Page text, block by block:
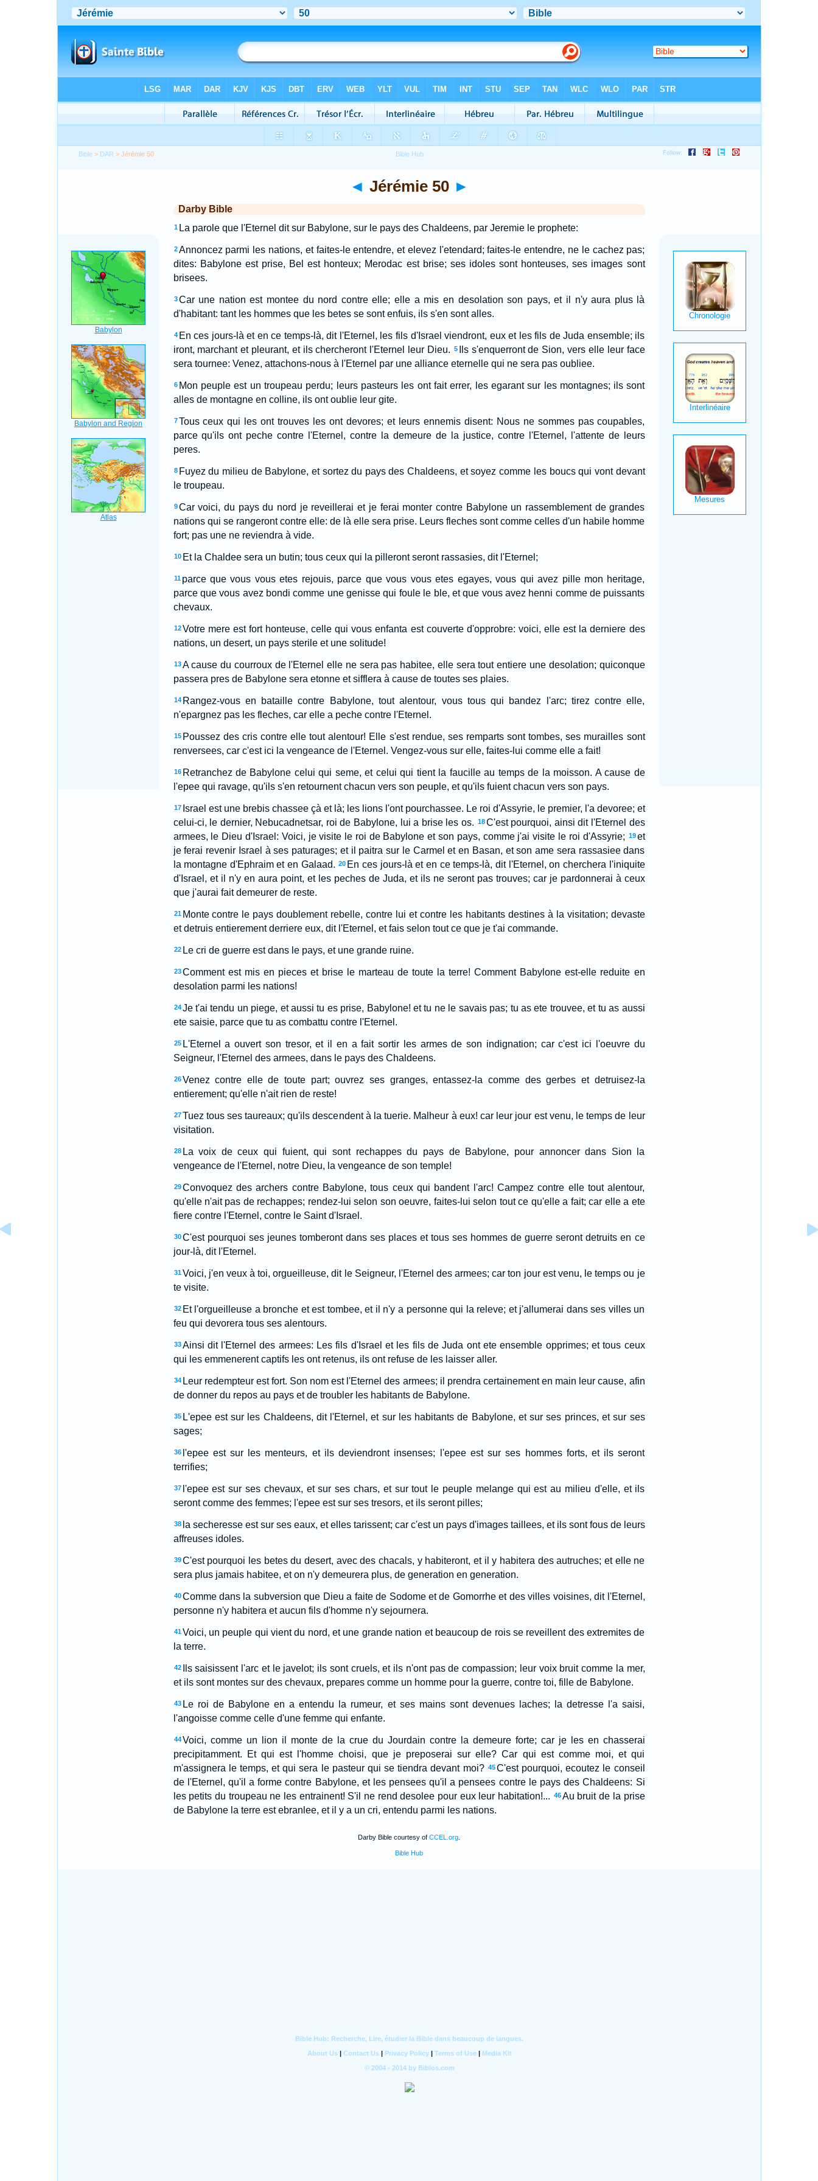
Bible > DAR > Jérémie 50
◄ Jérémie 50 ►
Darby Bible
1 La parole que l'Eternel dit sur Babylone, sur le pays des Chaldeens, par Jeremie le prophete:
2 Annoncez parmi les nations, et faites-le entendre, et elevez l'etendard; faites-le entendre, ne le cachez pas;
dites: Babylone est prise, Bel est honteux; Merodac est brise; ses idoles sont honteuses, ses images sont
brisees.
3 Car une nation est montee du nord contre elle; elle a mis en desolation son pays, et il n'y aura plus là
d'habitant: tant les hommes que les betes se sont enfuis, ils s'en sont alles.
4 En ces jours-là et en ce temps-là, dit l'Eternel, les fils d'Israel viendront, eux et les fils de Juda ensemble; ils
iront, marchant et pleurant, et ils chercheront l'Eternel leur Dieu. 5
Ils s'enquerront de Sion, vers elle leur face
sera tournee: Venez, attachons-nous à l'Eternel par une alliance eternelle qui ne sera pas oubliee.
6 Mon peuple est un troupeau perdu; leurs pasteurs les ont fait errer, les egarant sur les montagnes; ils sont
alles de montagne en colline, ils ont oublie leur gite.
7 Tous ceux qui les ont trouves les ont devores; et leurs ennemis disent: Nous ne sommes pas coupables,
parce qu'ils ont peche contre l'Eternel, contre la demeure de la justice, contre l'Eternel, l'attente de leurs
peres.
8 Fuyez du milieu de Babylone, et sortez du pays des Chaldeens, et soyez comme les boucs qui vont devant
le troupeau.
9 Car voici, du pays du nord je reveillerai et je ferai monter contre Babylone un rassemblement de grandes
nations qui se rangeront contre elle: de là elle sera prise. Leurs fleches sont comme celles d'un habile homme
fort; pas une ne reviendra à vide.
10 Et la Chaldee sera un butin; tous ceux qui la pilleront seront rassasies, dit l'Eternel;
11 parce que vous vous etes rejouis, parce que vous vous etes egayes, vous qui avez pille mon heritage,
parce que vous avez bondi comme une genisse qui foule le ble, et que vous avez henni comme de puissants
chevaux.
12 Votre mere est fort honteuse, celle qui vous enfanta est couverte d'opprobre: voici, elle est la derniere des
nations, un desert, un pays sterile et une solitude!
13 A cause du courroux de l'Eternel elle ne sera pas habitee, elle sera tout entiere une desolation; quiconque
passera pres de Babylone sera etonne et sifflera à cause de toutes ses plaies.
14 Rangez-vous en bataille contre Babylone, tout alentour, vous tous qui bandez l'arc; tirez contre elle,
n'epargnez pas les fleches, car elle a peche contre l'Eternel.
15 Poussez des cris contre elle tout alentour! Elle s'est rendue, ses remparts sont tombes, ses murailles sont
renversees, car c'est ici la vengeance de l'Eternel. Vengez-vous sur elle, faites-lui comme elle a fait!
16 Retranchez de Babylone celui qui seme, et celui qui tient la faucille au temps de la moisson. A cause de
l'epee qui ravage, qu'ils s'en retournent chacun vers son peuple, et qu'ils fuient chacun vers son pays.
17 Israel est une brebis chassee çà et là; les lions l'ont pourchassee. Le roi d'Assyrie, le premier, l'a devoree; et
celui-ci, le dernier, Nebucadnetsar, roi de Babylone, lui a brise les os. 18 C'est pourquoi, ainsi dit l'Eternel des
armees, le Dieu d'Israel: Voici, je visite le roi de Babylone et son pays, comme j'ai visite le roi d'Assyrie; 19 et
je ferai revenir Israel à ses paturages; et il paitra sur le Carmel et en Basan, et son ame sera rassasiee dans
la montagne d'Ephraim et en Galaad. 20 En ces jours-là et en ce temps-là, dit l'Eternel, on cherchera l'iniquite
d'Israel, et il n'y en aura point, et les peches de Juda, et ils ne seront pas trouves; car je pardonnerai à ceux
que j'aurai fait demeurer de reste.
21 Monte contre le pays doublement rebelle, contre lui et contre les habitants destines à la visitation; devaste
et detruis entierement derriere eux, dit l'Eternel, et fais selon tout ce que je t'ai commande.
22 Le cri de guerre est dans le pays, et une grande ruine.
23 Comment est mis en pieces et brise le marteau de toute la terre! Comment Babylone est-elle reduite en
desolation parmi les nations!
24 Je t'ai tendu un piege, et aussi tu es prise, Babylone! et tu ne le savais pas; tu as ete trouvee, et tu as aussi
ete saisie, parce que tu as combattu contre l'Eternel.
25 L'Eternel a ouvert son tresor, et il en a fait sortir les armes de son indignation; car c'est ici l'oeuvre du
Seigneur, l'Eternel des armees, dans le pays des Chaldeens.
26 Venez contre elle de toute part; ouvrez ses granges, entassez-la comme des gerbes et detruisez-la
entierement; qu'elle n'ait rien de reste!
27 Tuez tous ses taureaux; qu'ils descendent à la tuerie. Malheur à eux! car leur jour est venu, le temps de leur
visitation.
28 La voix de ceux qui fuient, qui sont rechappes du pays de Babylone, pour annoncer dans Sion la
vengeance de l'Eternel, notre Dieu, la vengeance de son temple!
29 Convoquez des archers contre Babylone, tous ceux qui bandent l'arc! Campez contre elle tout alentour,
qu'elle n'ait pas de rechappes; rendez-lui selon son oeuvre, faites-lui selon tout ce qu'elle a fait; car elle a ete
fiere contre l'Eternel, contre le Saint d'Israel.
30 C'est pourquoi ses jeunes tomberont dans ses places et tous ses hommes de guerre seront detruits en ce
jour-là, dit l'Eternel.
31 Voici, j'en veux à toi, orgueilleuse, dit le Seigneur, l'Eternel des armees; car ton jour est venu, le temps ou je
te visite.
32 Et l'orgueilleuse a bronche et est tombee, et il n'y a personne qui la releve; et j'allumerai dans ses villes un
feu qui devorera tous ses alentours.
33 Ainsi dit l'Eternel des armees: Les fils d'Israel et les fils de Juda ont ete ensemble opprimes; et tous ceux
qui les emmenerent captifs les ont retenus, ils ont refuse de les laisser aller.
34 Leur redempteur est fort. Son nom est l'Eternel des armees; il prendra certainement en main leur cause, afin
de donner du repos au pays et de troubler les habitants de Babylone.
35 L'epee est sur les Chaldeens, dit l'Eternel, et sur les habitants de Babylone, et sur ses princes, et sur ses
sages;
36 l'epee est sur les menteurs, et ils deviendront insenses; l'epee est sur ses hommes forts, et ils seront
terrifies;
37 l'epee est sur ses chevaux, et sur ses chars, et sur tout le peuple melange qui est au milieu d'elle, et ils
seront comme des femmes; l'epee est sur ses tresors, et ils seront pilles;
38 la secheresse est sur ses eaux, et elles tarissent; car c'est un pays d'images taillees, et ils sont fous de leurs
affreuses idoles.
39 C'est pourquoi les betes du desert, avec des chacals, y habiteront, et il y habitera des autruches; et elle ne
sera plus jamais habitee, et on n'y demeurera plus, de generation en generation.
40 Comme dans la subversion que Dieu a faite de Sodome et de Gomorrhe et des villes voisines, dit l'Eternel,
personne n'y habitera et aucun fils d'homme n'y sejournera.
41 Voici, un peuple qui vient du nord, et une grande nation et beaucoup de rois se reveillent des extremites de
la terre.
42
Ils saisissent l'arc et le javelot; ils sont cruels, et ils n'ont pas de compassion; leur voix bruit comme la mer,
et ils sont montes sur des chevaux, prepares comme un homme pour la guerre, contre toi, fille de Babylone.
43 Le roi de Babylone en a entendu la rumeur, et ses mains sont devenues laches; la detresse l'a saisi,
l'angoisse comme celle d'une femme qui enfante.
44 Voici, comme un lion il monte de la crue du Jourdain contre la demeure forte; car je les en chasserai
precipitamment. Et qui est l'homme choisi, que je preposerai sur elle? Car qui est comme moi, et qui
m'assignera le temps, et qui sera le pasteur qui se tiendra devant moi? 45C'est pourquoi, ecoutez le conseil
de l'Eternel, qu'il a forme contre Babylone, et les pensees qu'il a pensees contre le pays des Chaldeens: Si
les petits du troupeau ne les entrainent! S'il ne rend desolee pour eux leur habitation!... 46Au bruit de la prise
de Babylone la terre est ebranlee, et il y a un cri, entendu parmi les nations.
Darby Bible courtesy of CCEL.org
Bible Hub